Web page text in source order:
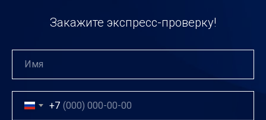
Закажите экспресс-проверку!
+7